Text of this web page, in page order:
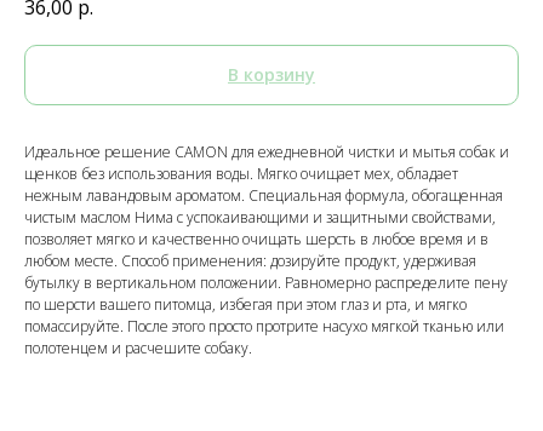
36,00 р.
В корзину
Идеальное решение CAMON для ежедневной чистки и мытья собак и
щенков без использования воды. Мягко очищает мех, обладает
нежным лавандовым ароматом. Специальная формула, обогащенная
чистым маслом Нима с успокаивающими и защитными свойствами,
позволяет мягко и качественно очищать шерсть в любое время и в
любом месте. Способ применения: дозируйте продукт, удерживая
бутылку в вертикальном положении. Равномерно распределите пену
по шерсти вашего питомца, избегая при этом глаз и рта, и мягко
помассируйте. После этого просто протрите насухо мягкой тканью или
полотенцем и расчешите собаку.